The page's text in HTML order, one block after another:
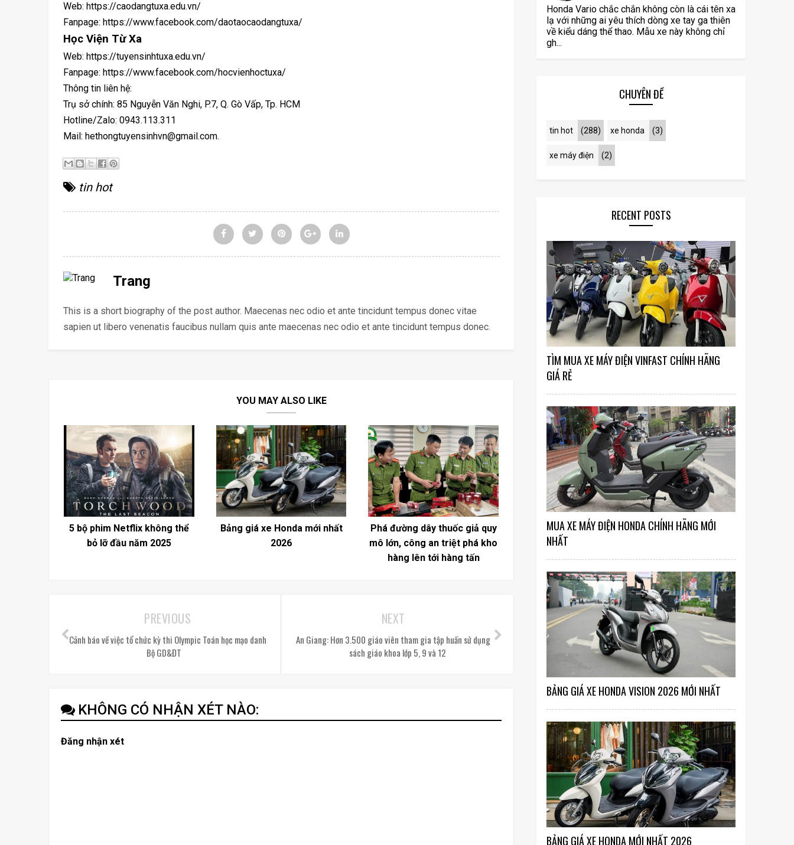
Web: https://caodangtuxa.edu.vn/
Fanpage: https://www.facebook.com/daotaocaodangtuxa/
Học Viện Từ Xa
Web: https://tuyensinhtuxa.edu.vn/
Fanpage: https://www.facebook.com/hocvienhoctuxa/
Thông tin liên hệ:
Trụ sở chính: 85 Nguyễn Văn Nghi, P.7, Q. Gò Vấp, Tp. HCM
Hotline/Zalo: 0943.113.311
Mail: hethongtuyensinhvn@gmail.com.
tin hot
Trang
This is a short biography of the post author. Maecenas nec odio et ante tincidunt tempus donec vitae
sapien ut libero venenatis faucibus nullam quis ante maecenas nec odio et ante tincidunt tempus donec.
YOU MAY ALSO LIKE
5 bộ phim Netflix không thể
bỏ lỡ đầu năm 2025
Bảng giá xe Honda mới nhất
2026
Phá đường dây thuốc giả quy
mô lớn, công an triệt phá kho
hàng lên tới hàng tấn
NEXT
An Giang: Hơn 3.500 giáo viên tham gia tập huấn sử dụng
sách giáo khoa lớp 5, 9 và 12
PREVIOUS
Cảnh báo về việc tổ chức kỳ thi Olympic Toán học mạo danh
Bộ GD&ĐT
KHÔNG CÓ NHẬN XÉT NÀO:
Đăng nhận xét
Honda Vario chắc chắn không còn là cái tên xa
lạ với những ai yêu thích dòng xe tay ga thiên
về kiểu dáng thể thao. Mẫu xe này không chỉ
gh...
CHUYÊN ĐỀ
tin hot (288) xe honda (3)
xe máy điện (2)
RECENT POSTS
TÌM MUA XE MÁY ĐIỆN VINFAST CHÍNH HÃNG
GIÁ RẺ
MUA XE MÁY ĐIỆN HONDA CHÍNH HÃNG MỚI
NHẤT
BẢNG GIÁ XE HONDA VISION 2026 MỚI NHẤT
BẢNG GIÁ XE HONDA MỚI NHẤT 2026